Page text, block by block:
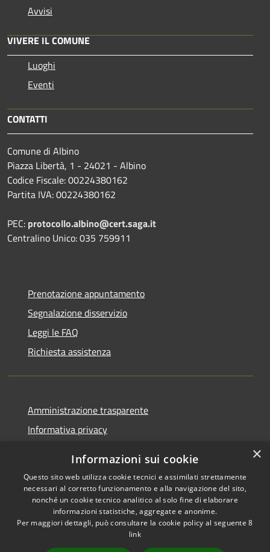
Avvisi
VIVERE IL COMUNE
Luoghi
Eventi
CONTATTI
Comune di Albino
Piazza Libertà, 1 - 24021 - Albino
Codice Fiscale: 00224380162
Partita IVA: 00224380162
PEC: protocollo.albino@cert.saga.it
Centralino Unico: 035 759911
Prenotazione appuntamento
Segnalazione disservizio
Leggi le FAQ
Richiesta assistenza
Amministrazione trasparente
Informativa privacy
Dichiarazione di accessibilità
RSS
Copyright © 2026 • Comune di
×
Informazioni sui cookie
Questo sito web utilizza cookie tecnici e assimilati strettamente
necessari al corretto funzionamento e alla navigazione del sito,
nonché un cookie tecnico analitico al solo fine di elaborare
informazioni statistiche, aggregate e anonime.
Per maggiori dettagli, può consultare la cookie policy al seguente8
link